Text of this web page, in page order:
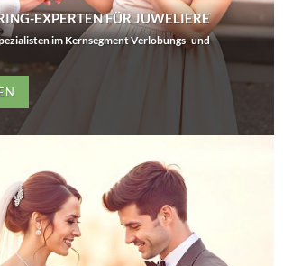
EXPERTEN FÜR JUWELIERE
im Kernsegment Verlobungs- und